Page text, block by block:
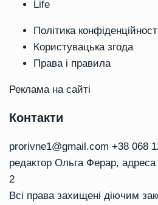
Life
Політика
Користувацька згода
Права і правила
Реклама на сайті
Контакти
prorivne1@gmail.com +38 068
редактор Ольга Ферар, адреса
2
Всі права захищені діючим